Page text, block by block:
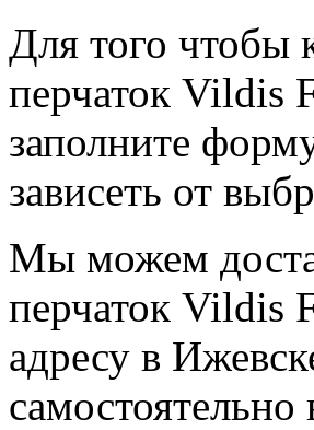
Для того чтобы
перчаток Vildis
заполните
зависеть от
Мы можем
перчаток Vildis
адресу в